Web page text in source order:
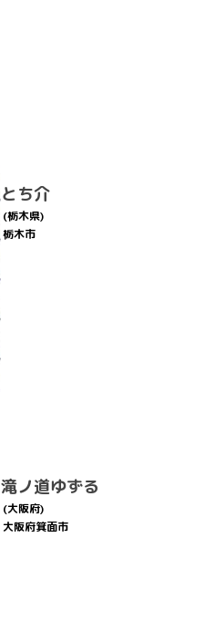
とち介
(栃木県)
栃木市
滝ノ道ゆずる
(大阪府)
大阪府箕面市